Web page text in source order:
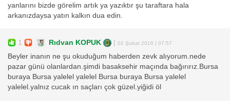
yanlarını bizde görelim artık ya yazıktır şu taraftara hala
arkanızdaysa yatın kalkın dua edin.
1 Rıdvan KOPUK 02 Şubat 2016 | 07:57
Beyler inanın ne şu okuduğum haberden zevk alıyorum.nede
pazar günü olanlardan.şimdi basaksehir maçında bağırırız.Bursa
buraya Bursa yalelel yalelel Bursa buraya Bursa yalelel
yalelel.yalnız cucak ın saçları çok güzel.yiğidi öl